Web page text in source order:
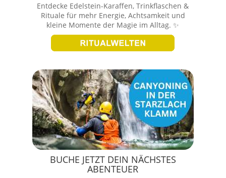
Entdecke Edelstein-Karaffen, Trinkflaschen &
Rituale für mehr Energie, Achtsamkeit und
kleine Momente der Magie im Alltag. ✨
BUCHE JETZT DEIN NÄCHSTES
ABENTEUER